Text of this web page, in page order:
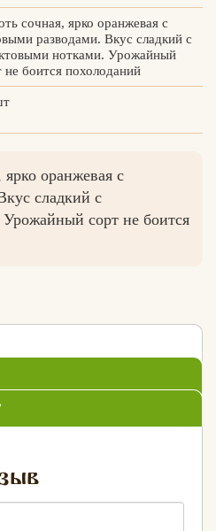
сочная, ярко оранжевая с
разводами. Вкус сладкий с
нотками. Урожайный
не боится похолоданий
оранжевая с
сладкий с
сорт не боится